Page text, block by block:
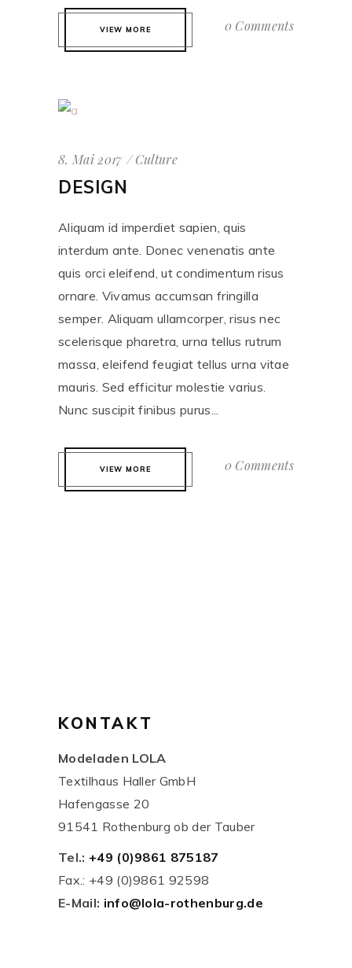
VIEW MORE 0 Comments
8. Mai 2017 Culture
DESIGN
Aliquam id imperdiet sapien, quis
interdum ante. Donec venenatis ante
quis orci eleifend, ut condimentum risus
ornare. Vivamus accumsan fringilla
semper. Aliquam ullamcorper, risus nec
scelerisque pharetra, urna tellus rutrum
massa, eleifend feugiat tellus urna vitae
mauris. Sed efficitur molestie varius.
Nunc suscipit finibus purus...
VIEW MORE 0 Comments
KONTAKT
Modeladen LOLA
Textilhaus Haller GmbH
Hafengasse 20
91541 Rothenburg ob der Tauber
Tel.: +49 (0)9861 875187
Fax.: +49 (0)9861 92598
E-Mail: info@lola-rothenburg.de